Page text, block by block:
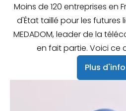
Moins de 120 entreprises en
d'État taillé pour les futures
MEDADOM, leader de la
en fait partie. Voici ce
Plus d'info